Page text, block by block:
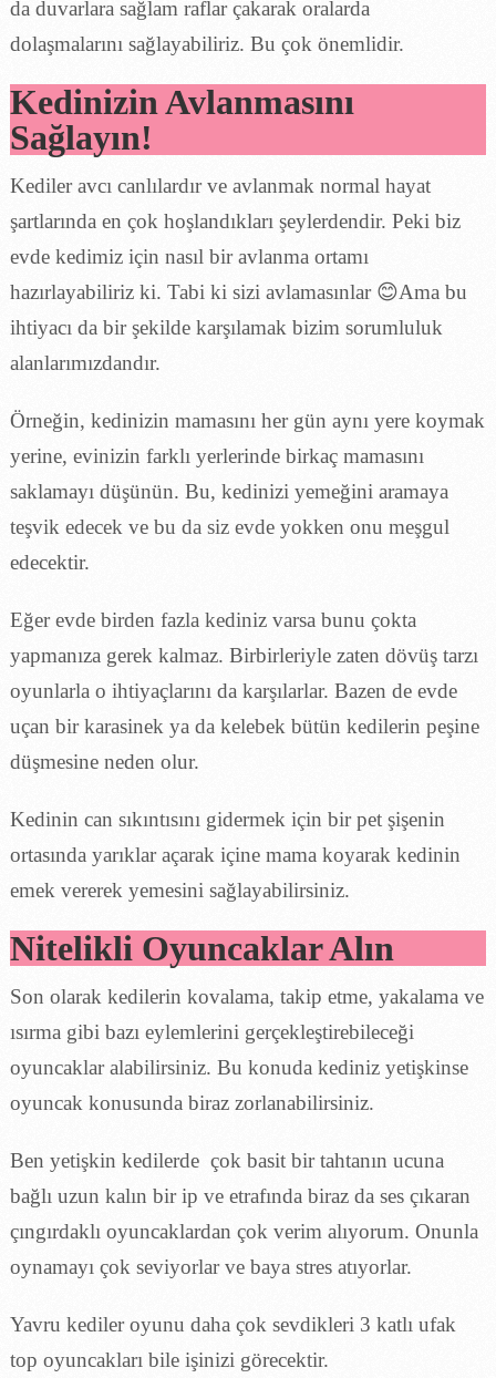
da duvarlara sağlam raflar çakarak oralarda
dolaşmalarını sağlayabiliriz. Bu çok önemlidir.
Kedinizin Avlanmasını
Sağlayın!
Kediler avcı canlılardır ve avlanmak normal hayat
şartlarında en çok hoşlandıkları şeylerdendir. Peki biz
evde kedimiz için nasıl bir avlanma ortamı
hazırlayabiliriz ki. Tabi ki sizi avlamasınlar 😊Ama bu
ihtiyacı da bir şekilde karşılamak bizim sorumluluk
alanlarımızdandır.
Örneğin, kedinizin mamasını her gün aynı yere koymak
yerine, evinizin farklı yerlerinde birkaç mamasını
saklamayı düşünün. Bu, kedinizi yemeğini aramaya
teşvik edecek ve bu da siz evde yokken onu meşgul
edecektir.
Eğer evde birden fazla kediniz varsa bunu çokta
yapmanıza gerek kalmaz. Birbirleriyle zaten dövüş tarzı
oyunlarla o ihtiyaçlarını da karşılarlar. Bazen de evde
uçan bir karasinek ya da kelebek bütün kedilerin peşine
düşmesine neden olur.
Kedinin can sıkıntısını gidermek için bir pet şişenin
ortasında yarıklar açarak içine mama koyarak kedinin
emek vererek yemesini sağlayabilirsiniz.
Nitelikli Oyuncaklar Alın
Son olarak kedilerin kovalama, takip etme, yakalama ve
ısırma gibi bazı eylemlerini gerçekleştirebileceği
oyuncaklar alabilirsiniz. Bu konuda kediniz yetişkinse
oyuncak konusunda biraz zorlanabilirsiniz.
Ben yetişkin kedilerde çok basit bir tahtanın ucuna
bağlı uzun kalın bir ip ve etrafında biraz da ses çıkaran
çıngırdaklı oyuncaklardan çok verim alıyorum. Onunla
oynamayı çok seviyorlar ve baya stres atıyorlar.
Yavru kediler oyunu daha çok sevdikleri 3 katlı ufak
top oyuncakları bile işinizi görecektir.